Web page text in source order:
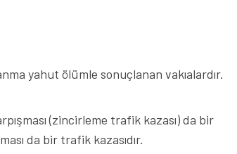
yahut ölümle sonuçlanan vakıalardır.
(zincirleme trafik kazası) da bir
da bir trafik kazasıdır.